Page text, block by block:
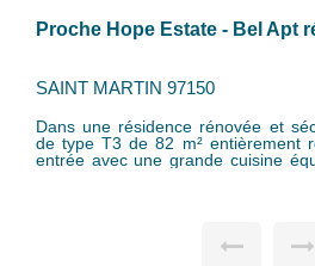
Proche Hope Estate - Bel Apt rénové 2 Chambres avec vue mer
rénovée et sécurisée, un appartement
entièrement rénové comprenant: une